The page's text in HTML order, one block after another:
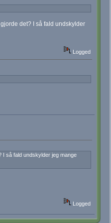
det? I så fald undskylder
Logged
I så fald undskylder jeg mange
Logged